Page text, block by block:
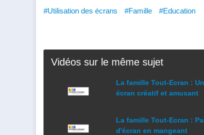
#Utilisation des écrans #Famille #Education
Vidéos sur le même sujet
La famille Tout-Ecran : Un
écran créatif et amusant
La famille Tout-Ecran :
d'écran en mangeant